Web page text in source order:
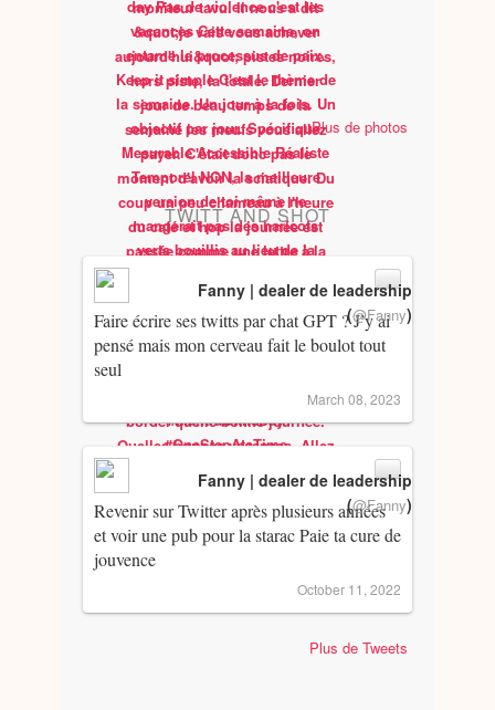
Plus de photos
TWITT AND SHOT
Faire écrire ses twitts par chat GPT ? J’y ai
pensé mais mon cerveau fait le boulot tout
seul
Fanny | dealer de leadership
(@Fanny)
March 08, 2023
Revenir sur Twitter après plusieurs années
et voir une pub pour la starac Paie ta cure de
jouvence
Fanny | dealer de leadership
(@Fanny)
October 11, 2022
Plus de Tweets